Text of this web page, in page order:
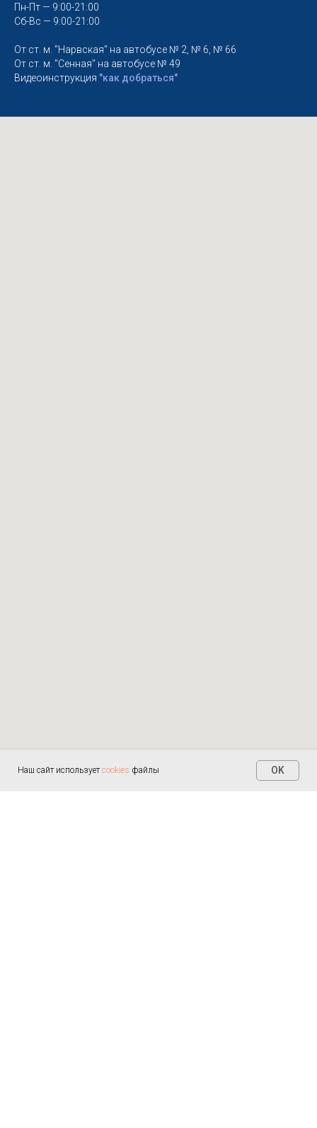
Пн-Пт — 9:00-21:00
Сб-Вс — 9:00-21:00
От ст. м. "Нарвская" на автобусе № 2, № 6, № 66
От ст. м. "Сенная" на автобусе № 49
Видеоинструкция "как добраться"
Наш сайт используетcookies файлы OK